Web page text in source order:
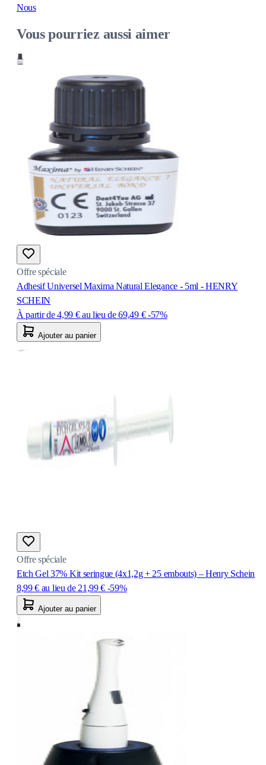
Nous
Vous pourriez aussi aimer
Offre spéciale
Adhesif Universel Maxima Natural Elegance - 5ml - HENRY
SCHEIN
À partir de 4,99 € au lieu de 69,49 € -57%
Ajouter au panier
Offre spéciale
Etch Gel 37% Kit seringue (4x1,2g + 25 embouts) – Henry Schein
8,99 € au lieu de 21,99 € -59%
Ajouter au panier